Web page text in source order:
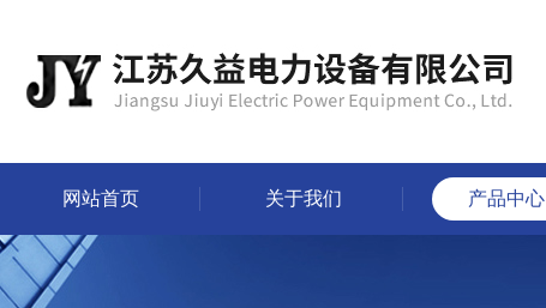
网站首页 关于我们 产品中心